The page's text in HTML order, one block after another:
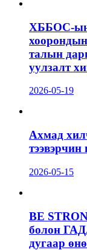
ХББОС-ын
талын
уулзалт
2026-05-19
Ахмад
тээвэрчин
2026-05-15
BE
болон
дугаар